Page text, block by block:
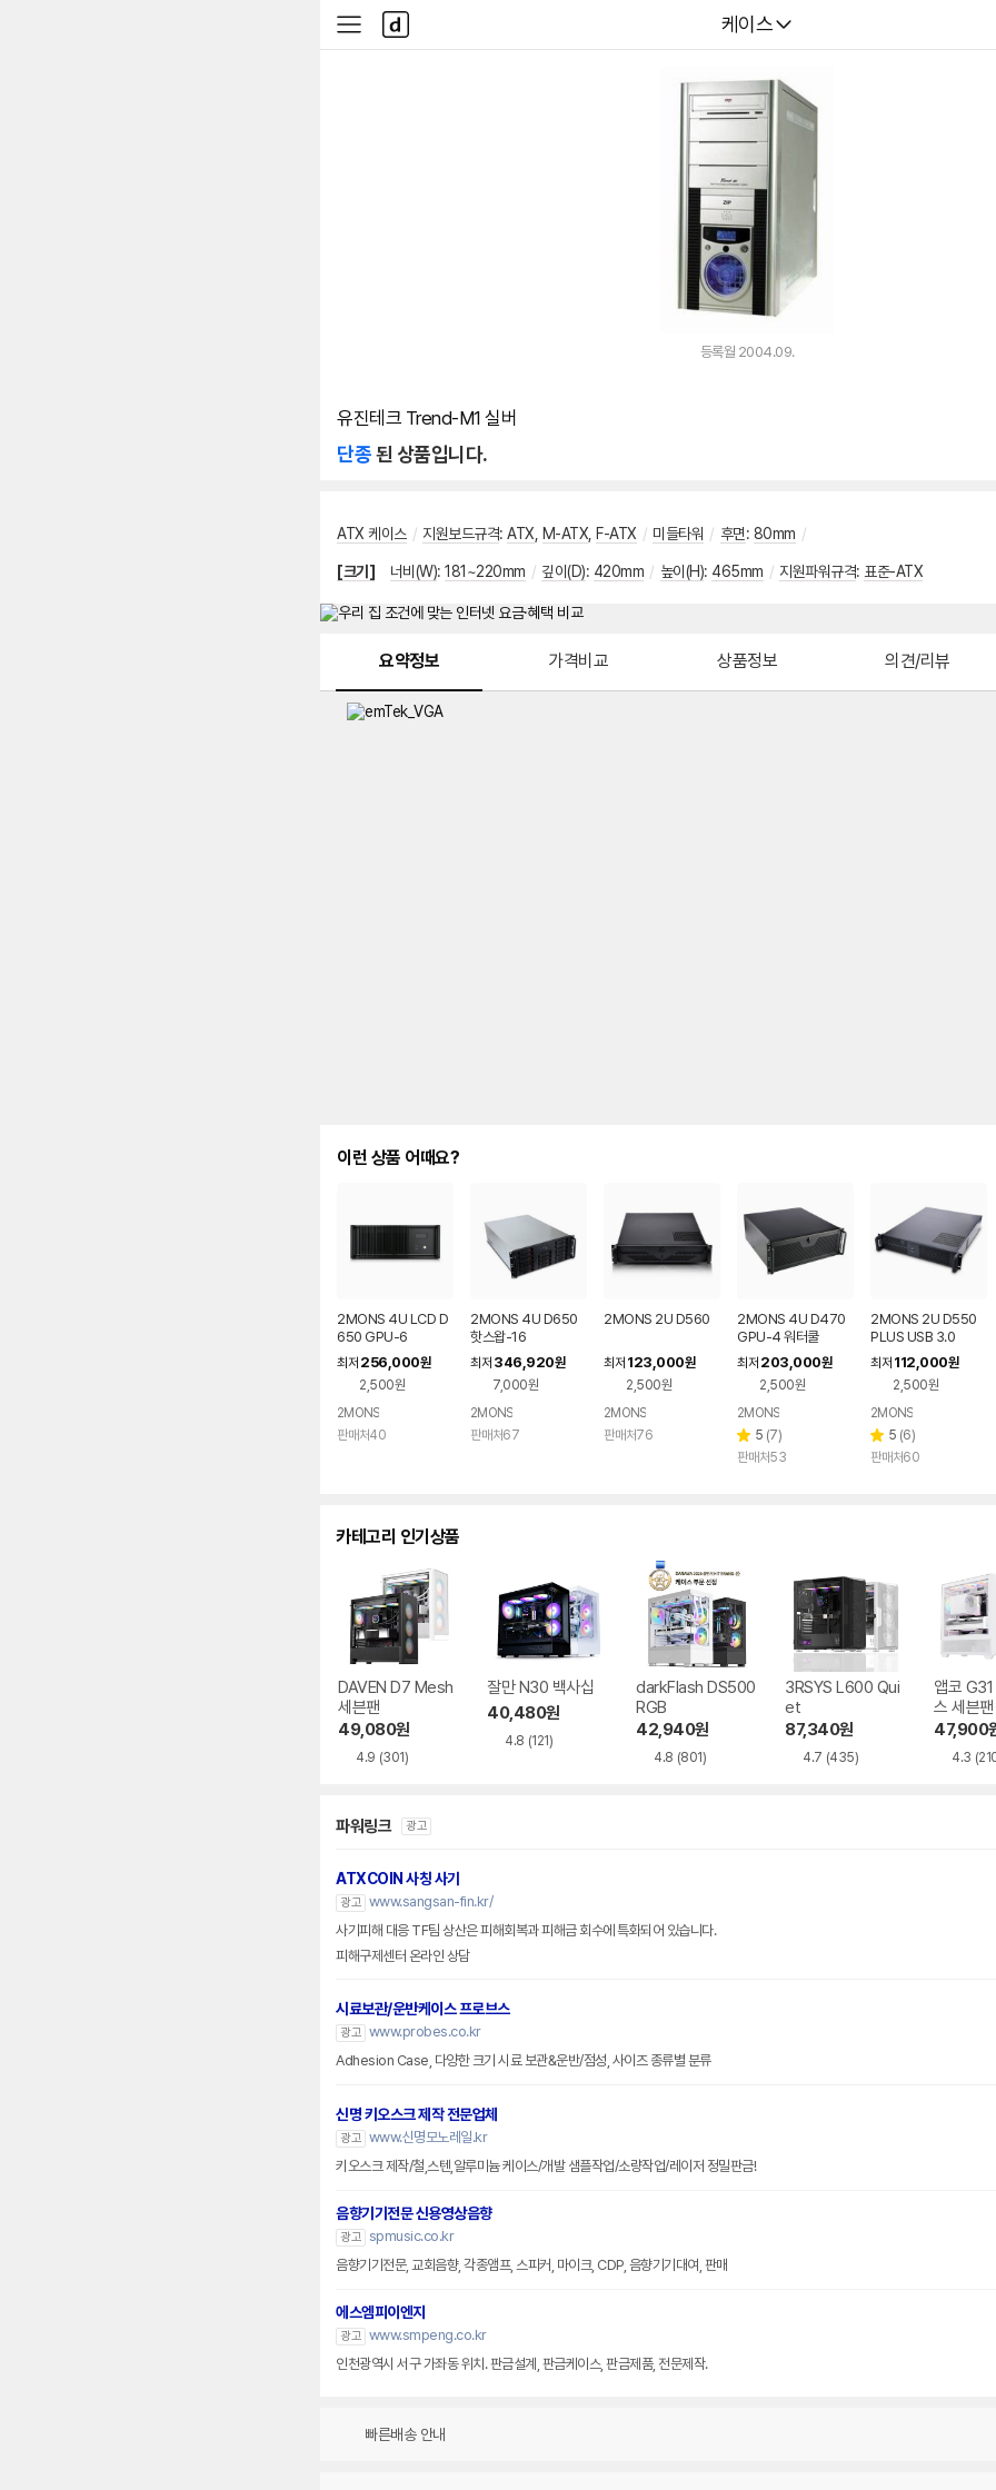
다나와
케이스
사
이
다
나
와
등록월 2004.09.
유진테크 Trend-M1 실버
단종된 상품입니다.
ATX 케이스 / 지원보드규격: ATX M-ATX F-ATX / 미들타워 / 후면: 80mm /
[크기] 너비(W): 181~220mm / 깊이(D): 420mm / 높이(H): 465mm / 지원파워규격: 표준-ATX
요약정보 가격비교 상품정보 의견/리뷰
이런 상품 어때요?
2MONS 4U LCD D
650 GPU-6
최저 256,000원
2,500원
2MONS
판매처40
2MONS 4U D650
핫스왑-16
최저 346,920원
7,000원
2MONS
판매처67
2MONS 2U D560
최저 123,000원
2,500원
2MONS
판매처76
2MONS 4U D470
GPU-4 워터쿨
최저 203,000원
2,500원
2MONS
별
점
5 리
뷰
(7)
판매처53
2MONS 2U D550
PLUS USB 3.0
최저 112,000원
2,500원
2MONS
별
점
5 리
뷰
(6)
판매처60
카테고리 인기상품
DAVEN D7 Mesh
세븐팬
49,080원
4.9 (301)
잘만 N30 백사십
40,480원
4.8 (121)
darkFlash DS500
RGB
42,940원
4.8 (801)
3RSYS L600 Qui
et
87,340원
4.7 (435)
앱코
스 세븐팬
47,900
4.3
파워링크 광고
ATXCOIN 사칭 사기
광고 www.sangsan-fin.kr/
사기피해 대응 TF팀 상산은 피해회복과 피해금 회수에 특화되어 있습니다.
피해구제센터 온라인 상담
시료보관/운반케이스 프로브스
광고 www.probes.co.kr
Adhesion Case, 다양한 크기 시료 보관&운반/점성, 사이즈 종류별 분류
신명 키오스크 제작 전문업체
광고 www.신명모노레일.kr
키오스크 제작/철,스텐,알루미늄 케이스/개발 샘플작업/소량작업/레이저 정밀판금!
음향기기전문 신용영상음향
광고 spmusic.co.kr
음향기기전문, 교회음향, 각종앰프, 스피커, 마이크, CDP, 음향기기대여, 판매
에스엠피이엔지
광고 www.smpeng.co.kr
인천광역시 서구 가좌동 위치. 판금설계, 판금케이스, 판금제품, 전문제작.
빠른배송 안내